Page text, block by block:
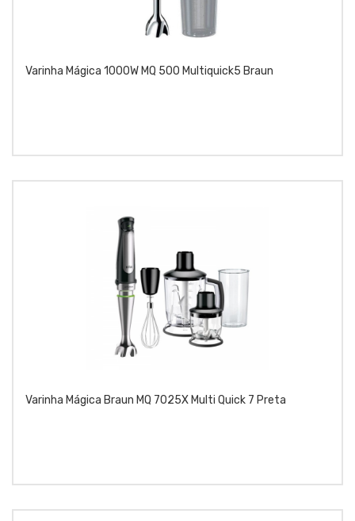
Varinha Mágica 1000W MQ 500 Multiquick5 Braun
Varinha Mágica Braun MQ 7025X Multi Quick 7 Preta